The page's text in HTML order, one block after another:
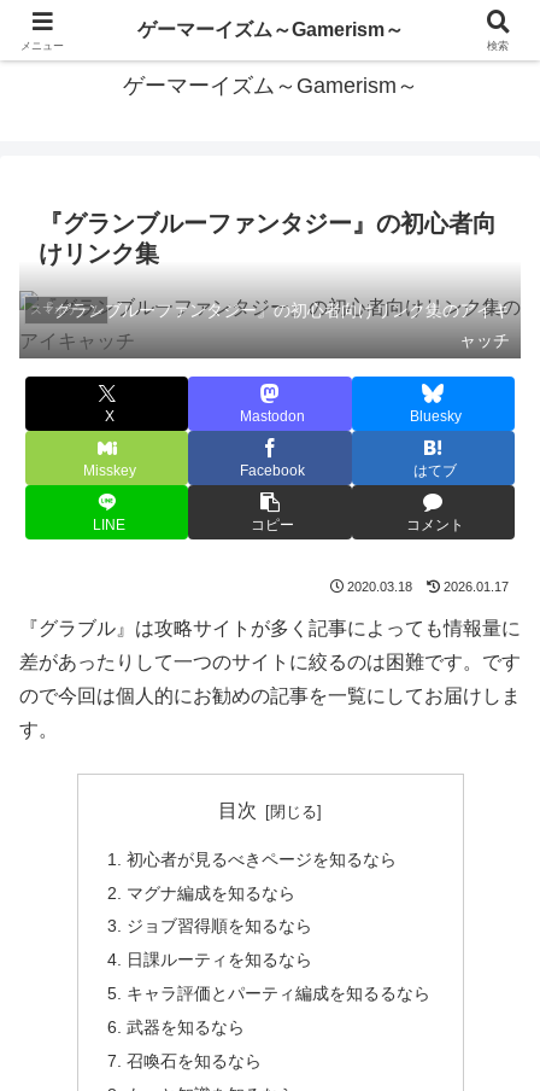
あらゆるゲームを遊びつくしたい
ゲーマーイズム～Gamerism～
『グランブルーファンタジー』の初心者向
けリンク集
スマホゲーム
『グランブルーファンタジー』の初心者向けリンク集のアイキ
ャッチ
X Mastodon Bluesky
Misskey Facebook はてブ
LINE コピー コメント
2020.03.18 2026.01.17
『グラブル』は攻略サイトが多く記事によっても情報量に
差があったりして一つのサイトに絞るのは困難です。です
ので今回は個人的にお勧めの記事を一覧にしてお届けしま
す。
目次
初心者が見るべきページを知るなら
マグナ編成を知るなら
ジョブ習得順を知るなら
日課ルーティを知るなら
キャラ評価とパーティ編成を知るるなら
武器を知るなら
召喚石を知るなら
メニュー
ゲーマーイズム～Gamerism～
検索